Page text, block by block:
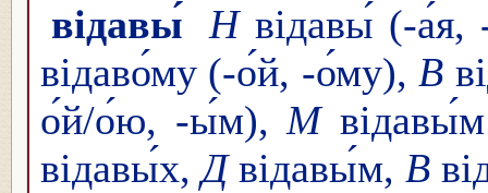
відавы́ Нвідавы́ (-а́я,
відаво́му (-о́й, -о́му), В
о́й/о́ю, -ы́м),М
відавы́х,Двідавы́м, В